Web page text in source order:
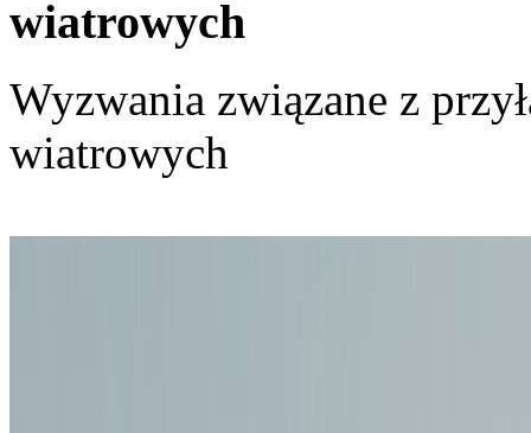
wiatrowych
Wyzwania związane z
wiatrowych